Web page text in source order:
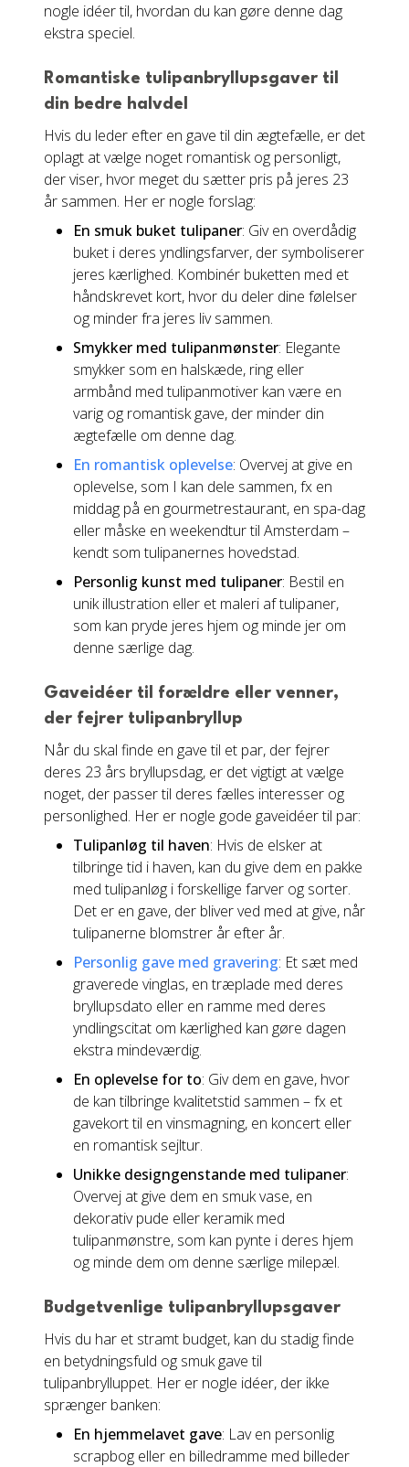
nogle idéer til, hvordan du kan gøre denne dag
ekstra speciel.
Romantiske tulipanbryllupsgaver til
din bedre halvdel
Hvis du leder efter en gave til din ægtefælle, er det
oplagt at vælge noget romantisk og personligt,
der viser, hvor meget du sætter pris på jeres 23
år sammen. Her er nogle forslag:
En smuk buket tulipaner: Giv en overdådig
buket i deres yndlingsfarver, der symboliserer
jeres kærlighed. Kombinér buketten med et
håndskrevet kort, hvor du deler dine følelser
og minder fra jeres liv sammen.
Smykker med tulipanmønster: Elegante
smykker som en halskæde, ring eller
armbånd med tulipanmotiver kan være en
varig og romantisk gave, der minder din
ægtefælle om denne dag.
En romantisk oplevelse: Overvej at give en
oplevelse, som I kan dele sammen, fx en
middag på en gourmetrestaurant, en spa-dag
eller måske en weekendtur til Amsterdam –
kendt som tulipanernes hovedstad.
Personlig kunst med tulipaner: Bestil en
unik illustration eller et maleri af tulipaner,
som kan pryde jeres hjem og minde jer om
denne særlige dag.
Gaveidéer til forældre eller venner,
der fejrer tulipanbryllup
Når du skal finde en gave til et par, der fejrer
deres 23 års bryllupsdag, er det vigtigt at vælge
noget, der passer til deres fælles interesser og
personlighed. Her er nogle gode gaveidéer til par:
Tulipanløg til haven: Hvis de elsker at
tilbringe tid i haven, kan du give dem en pakke
med tulipanløg i forskellige farver og sorter.
Det er en gave, der bliver ved med at give, når
tulipanerne blomstrer år efter år.
Personlig gave med gravering: Et sæt med
graverede vinglas, en træplade med deres
bryllupsdato eller en ramme med deres
yndlingscitat om kærlighed kan gøre dagen
ekstra mindeværdig.
En oplevelse for to: Giv dem en gave, hvor
de kan tilbringe kvalitetstid sammen – fx et
gavekort til en vinsmagning, en koncert eller
en romantisk sejltur.
Unikke designgenstande med tulipaner:
Overvej at give dem en smuk vase, en
dekorativ pude eller keramik med
tulipanmønstre, som kan pynte i deres hjem
og minde dem om denne særlige milepæl.
Budgetvenlige tulipanbryllupsgaver
Hvis du har et stramt budget, kan du stadig finde
en betydningsfuld og smuk gave til
tulipanbrylluppet. Her er nogle idéer, der ikke
sprænger banken:
En hjemmelavet gave: Lav en personlig
scrapbog eller en billedramme med billeder